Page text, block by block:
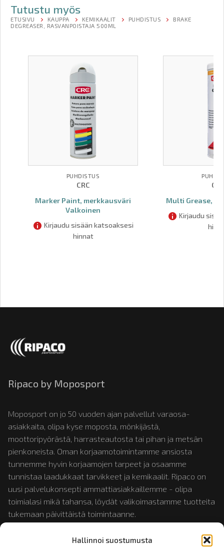
Hallinnoi suostumusta
Tutustu myös
ETUSIVU KAUPPA KEMIKAALIT PUHDISTUS
BRAKE
DEGREASER, RASVANPOISTAJA 500ML
PUHDISTUS
CRC
Marker Paint, merkkausväri
Valkoinen
Kirjaudu sisään katsoaksesi
hinnat
Multi Grease,
Kirjaudu
Ripaco by Moposport
Moposport on jo 50 vuoden ajan palvellut varaosa-
asiakkaita, olipa kyse moposta, mönkijästä,
moottoripyörästä, harrasteautosta tai pihan ja metsän
pienkoneista. Oman korjaamotoimintamme ansiosta
tunnemme hyvin korjaamojen tarpeet ja osaamme
tunnistaa laadukkaat tarvikkeet ja kemikaalit. Ripaco on
uusi palvelukonsepti ammattiasiakkaillemme - olipa
toimialasi mikä tahansa, löydät valikoimastamme tuotteita
tukemaan päivittäistä toimintaanne.
mopotukku.fijamoposport.fi